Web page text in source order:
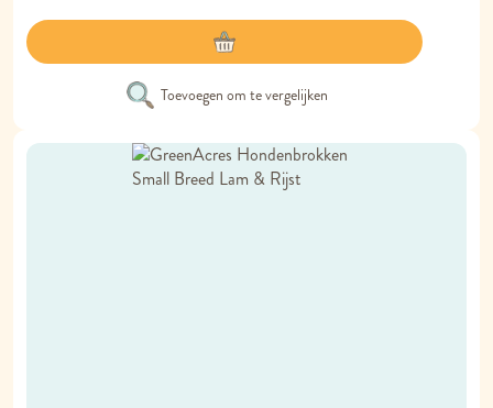
Toevoegen om te vergelijken